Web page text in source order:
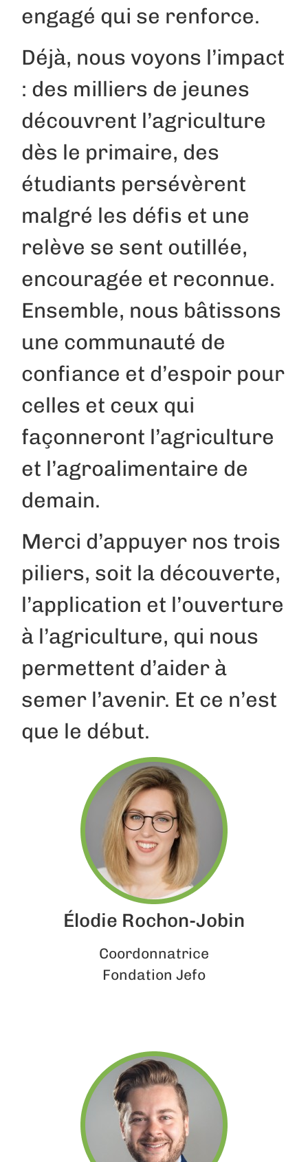
engagé qui se renforce.
Déjà, nous voyons l’impact
: des milliers de jeunes
découvrent l’agriculture
dès le primaire, des
étudiants persévèrent
malgré les défis et une
relève se sent outillée,
encouragée et reconnue.
Ensemble, nous bâtissons
une communauté de
confiance et d’espoir pour
celles et ceux qui
façonneront l’agriculture
et l’agroalimentaire de
demain.
Merci d’appuyer nos trois
piliers, soit la découverte,
l’application et l’ouverture
à l’agriculture, qui nous
permettent d’aider à
semer l’avenir. Et ce n’est
que le début.
Élodie Rochon-Jobin
Coordonnatrice
Fondation Jefo